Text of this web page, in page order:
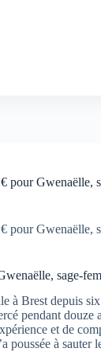
pour Gwenaëlle,
pour Gwenaëlle,
sage-
à Brest depuis
pendant
et de
poussée à sauter